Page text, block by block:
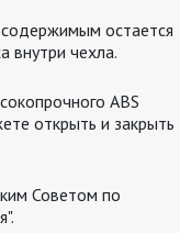
остается
внутри чехла.
ABS
открыть и закрыть
Советом по